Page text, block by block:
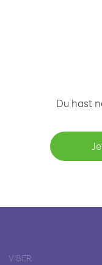
Du hast
VIBER